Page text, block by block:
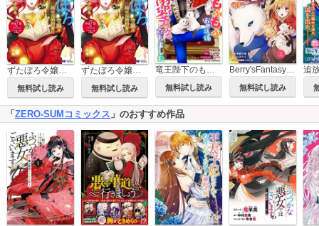
無料試し読み 無料試し読み
竜王陛下のもふもふお世話係～転生した平凡女子に溺愛フラグが立ちました～
無料試し読み
Berry'sFantasy竜王陛下のもふもふお世話係～転生した平凡女子に溺愛フラグが立ちました～
無料試し読み
「ZERO-SUMコミックス 」のおすすめ作品